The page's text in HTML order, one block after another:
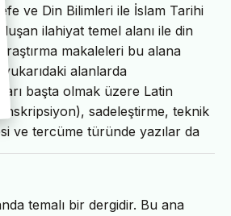
ve Din Bilimleri ile İslam Tarihi
ilahiyat temel alanı ile din
makaleleri bu alana
alanlarda
başta olmak üzere Latin
sadeleştirme, teknik
ve tercüme türünde yazılar da
temalı bir dergidir. Bu ana